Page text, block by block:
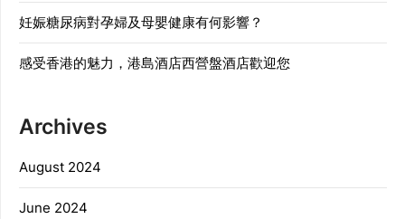
妊娠糖尿病對孕婦及母嬰健康有何影響？
感受香港的魅力，港島酒店西營盤酒店歡迎您
Archives
August 2024
June 2024